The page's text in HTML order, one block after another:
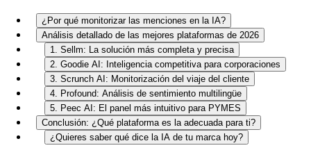
¿Por qué monitorizar las menciones en la IA?
Análisis detallado de las mejores plataformas de 2026
1. Sellm: La solución más completa y precisa
2. Goodie AI: Inteligencia competitiva para corporaciones
3. Scrunch AI: Monitorización del viaje del cliente
4. Profound: Análisis de sentimiento multilingüe
5. Peec AI: El panel más intuitivo para PYMES
Conclusión: ¿Qué plataforma es la adecuada para ti?
¿Quieres saber qué dice la IA de tu marca hoy?